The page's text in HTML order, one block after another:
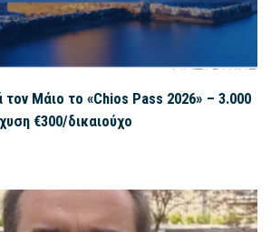
Μάιο το «Chios Pass 2026» – 3.000
€300/δικαιούχο